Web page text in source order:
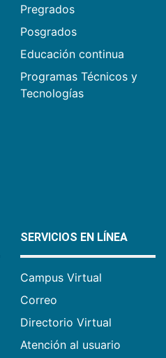
Pregrados
Posgrados
Educación continua
Programas Técnicos y
Tecnologías
SERVICIOS EN LÍNEA
Campus Virtual
Correo
Directorio Virtual
Atención al usuario